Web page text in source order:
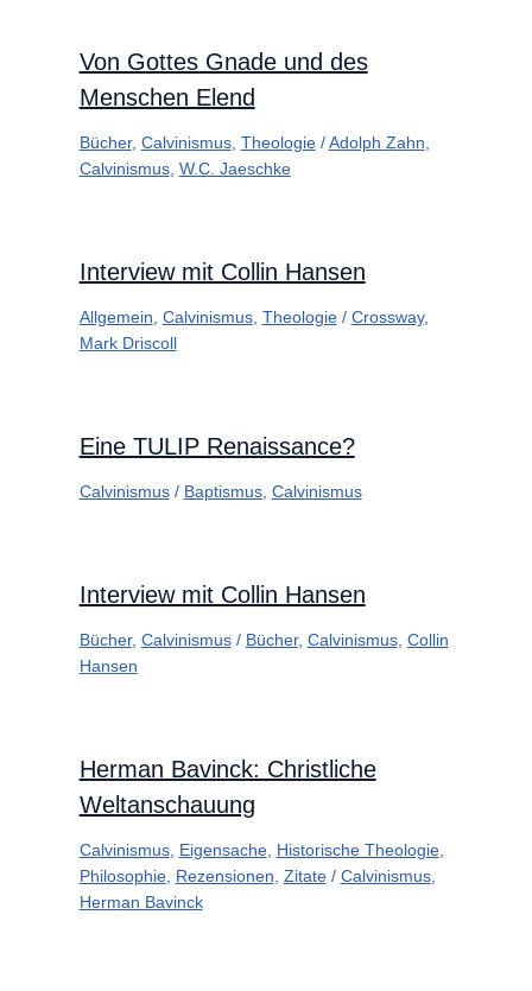
Von Gottes Gnade und des
Menschen Elend
Bücher, Calvinismus, Theologie/Adolph Zahn,
Calvinismus, W.C. Jaeschke
Interview mit Collin Hansen
Allgemein, Calvinismus, Theologie/ Crossway,
Mark Driscoll
Eine TULIP Renaissance?
Calvinismus/ Baptismus, Calvinismus
Interview mit Collin Hansen
Bücher, Calvinismus/ Bücher, Calvinismus, Collin
Hansen
Herman Bavinck: Christliche
Weltanschauung
Calvinismus, Eigensache, Historische Theologie,
Philosophie, Rezensionen, Zitate/ Calvinismus,
Herman Bavinck